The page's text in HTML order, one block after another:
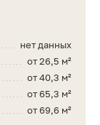
нет данных
от 26,5 м²
от 40,3 м²
от 65,3 м²
от 69,6 м²